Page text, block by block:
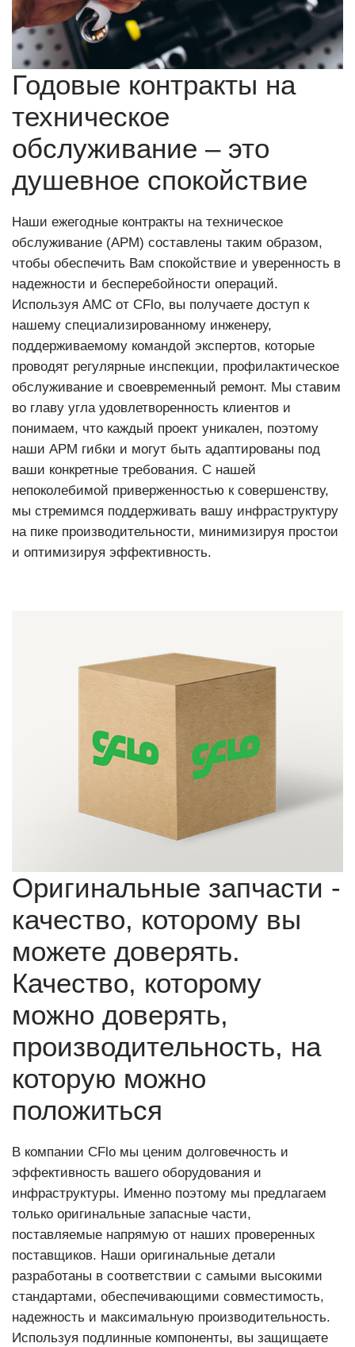
Годовые контракты на
техническое
обслуживание – это
душевное спокойствие
Наши ежегодные контракты на техническое
обслуживание (АРМ) составлены таким образом,
чтобы обеспечить Вам спокойствие и уверенность в
надежности и бесперебойности операций.
Используя АМС от CFlo, вы получаете доступ к
нашему специализированному инженеру,
поддерживаемому командой экспертов, которые
проводят регулярные инспекции, профилактическое
обслуживание и своевременный ремонт. Мы ставим
во главу угла удовлетворенность клиентов и
понимаем, что каждый проект уникален, поэтому
наши АРМ гибки и могут быть адаптированы под
ваши конкретные требования. С нашей
непоколебимой приверженностью к совершенству,
мы стремимся поддерживать вашу инфраструктуру
на пике производительности, минимизируя простои
и оптимизируя эффективность.
Оригинальные запчасти -
качество, которому вы
можете доверять.
Качество, которому
можно доверять,
производительность, на
которую можно
положиться
В компании CFlo мы ценим долговечность и
эффективность вашего оборудования и
инфраструктуры. Именно поэтому мы предлагаем
только оригинальные запасные части,
поставляемые напрямую от наших проверенных
поставщиков. Наши оригинальные детали
разработаны в соответствии с самыми высокими
стандартами, обеспечивающими совместимость,
надежность и максимальную производительность.
Используя подлинные компоненты, вы защищаете